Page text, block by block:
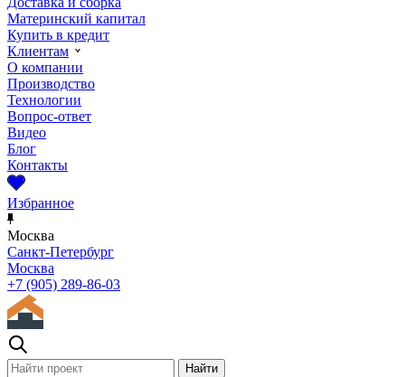
Материнский капитал
Купить в кредит
Клиентам
О компании
Производство
Технологии
Вопрос-ответ
Видео
Блог
Контакты
Избранное
Москва
Санкт-Петербург
Москва
+7 (905) 289-86-03